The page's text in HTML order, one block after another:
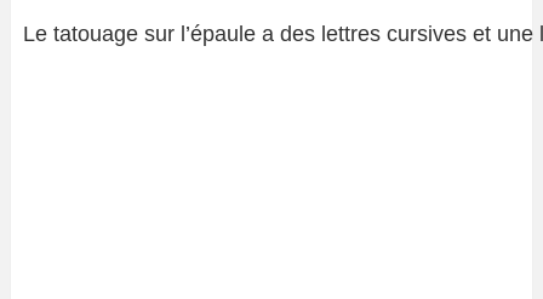
Le tatouage sur l’épaule a des lettres cursives et une